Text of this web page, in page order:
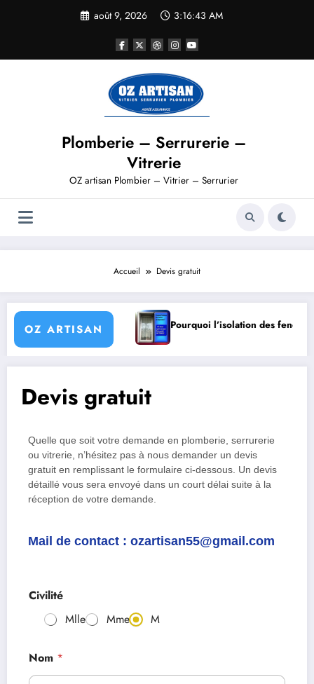
août 9, 2026 3:16:44 AM
Plomberie – Serrurerie –
Vitrerie
OZ artisan Plombier – Vitrier – Serrurier
Accueil Devis gratuit
OZ ARTISAN
de fenêtre Pourquoi l’isolation des fenêtres est
Devis gratuit
Quelle que soit votre demande en plomberie, serrurerie
ou vitrerie, n’hésitez pas à nous demander un devis
gratuit en remplissant le formulaire ci-dessous. Un devis
détaillé vous sera envoyé dans un court délai suite à la
réception de votre demande.
Mail de contact : ozartisan55@gmail.com
Civilité
Mlle
Mme M
Nom *